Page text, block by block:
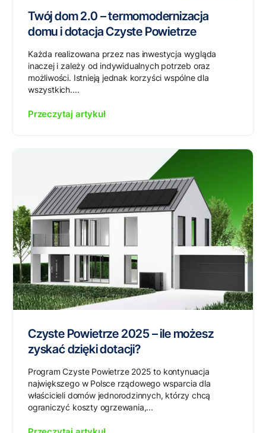
Twój dom 2.0 – termomodernizacja
domu i dotacja Czyste Powietrze
Każda realizowana przez nas inwestycja wygląda
inaczej i zależy od indywidualnych potrzeb oraz
możliwości. Istnieją jednak korzyści wspólne dla
wszystkich....
Przeczytaj artykuł
Czyste Powietrze 2025 – ile możesz
zyskać dzięki dotacji?
Program Czyste Powietrze 2025 to kontynuacja
największego w Polsce rządowego wsparcia dla
właścicieli domów jednorodzinnych, którzy chcą
ograniczyć koszty ogrzewania,...